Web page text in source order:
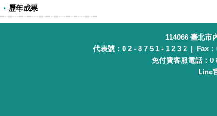
歷年成果
114066 臺北市
代表號：0 2 - 8 7 5 1 - 1 2 3 2 | Fax
免付費客服電話：0
Line